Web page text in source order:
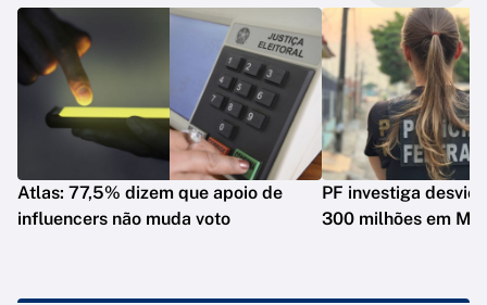
Atlas: 77,5% dizem que apoio de
influencers não muda voto
PF investiga desvio
300 milhões em